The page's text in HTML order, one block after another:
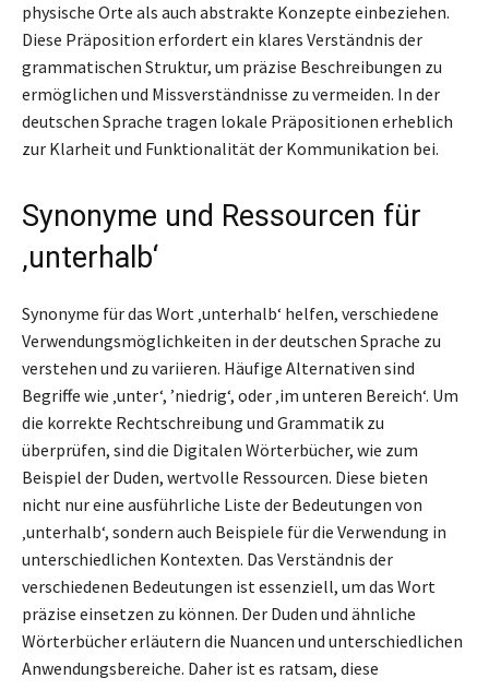
physische Orte als auch abstrakte Konzepte einbeziehen.
Diese Präposition erfordert ein klares Verständnis der
grammatischen Struktur, um präzise Beschreibungen zu
ermöglichen und Missverständnisse zu vermeiden. In der
deutschen Sprache tragen lokale Präpositionen erheblich
zur Klarheit und Funktionalität der Kommunikation bei.
Synonyme und Ressourcen für
‚unterhalb‘
Synonyme für das Wort ‚unterhalb‘ helfen, verschiedene
Verwendungsmöglichkeiten in der deutschen Sprache zu
verstehen und zu variieren. Häufige Alternativen sind
Begriffe wie ‚unter‘, ’niedrig‘, oder ‚im unteren Bereich‘. Um
die korrekte Rechtschreibung und Grammatik zu
überprüfen, sind die Digitalen Wörterbücher, wie zum
Beispiel der Duden, wertvolle Ressourcen. Diese bieten
nicht nur eine ausführliche Liste der Bedeutungen von
‚unterhalb‘, sondern auch Beispiele für die Verwendung in
unterschiedlichen Kontexten. Das Verständnis der
verschiedenen Bedeutungen ist essenziell, um das Wort
präzise einsetzen zu können. Der Duden und ähnliche
Wörterbücher erläutern die Nuancen und unterschiedlichen
Anwendungsbereiche. Daher ist es ratsam, diese